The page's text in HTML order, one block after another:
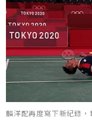
麟洋配再度寫下新紀錄，